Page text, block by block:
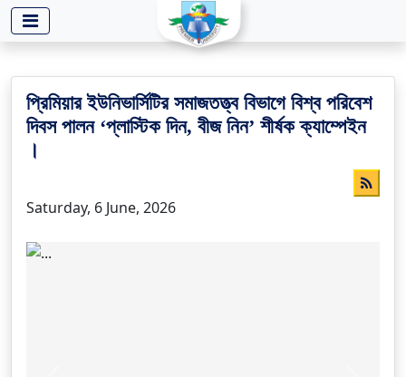
-->
প্রিমিয়ার ইউনিভার্সিটির সমাজতত্ত্ব বিভাগে বিশ্ব পরিবেশ
দিবস পালন ‘প্লাস্টিক দিন, বীজ নিন’ শীর্ষক ক্যাম্পেইন
।
Saturday, 6 June, 2026